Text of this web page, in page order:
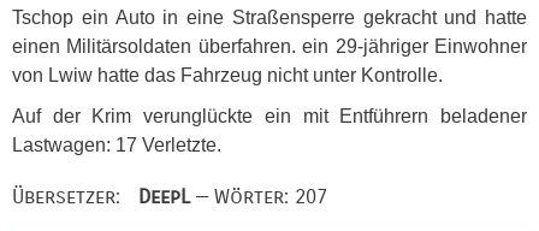
Tschop ein Auto in eine Straßensperre gekracht und hatte
einen Militärsoldaten überfahren. ein 29-jähriger Einwohner
von Lwiw hatte das Fahrzeug nicht unter Kontrolle.
Auf der Krim verunglückte ein mit Entführern beladener
Lastwagen: 17 Verletzte.
Übersetzer: DeepL— Wörter: 207